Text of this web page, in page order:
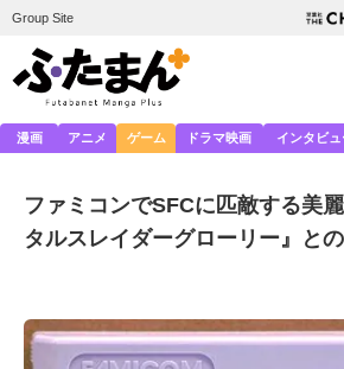
Group Site
漫画 アニメ ゲーム ドラマ映画 インタビュ
ファミコンでSFCに匹敵する美
タルスレイダーグローリー』と